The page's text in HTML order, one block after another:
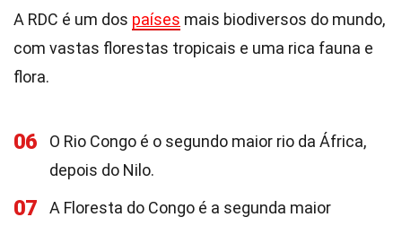
A RDC é um dos países mais biodiversos do mundo,
com vastas florestas tropicais e uma rica fauna e
flora.
06
O Rio Congo é o segundo maior rio da África,
depois do Nilo.
07
A Floresta do Congo é a segunda maior